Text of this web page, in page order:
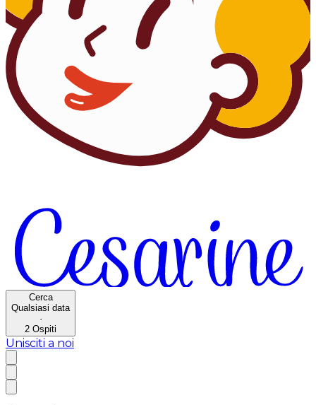
Cerca
Qualsiasi data
·
2 Ospiti
Unisciti a noi